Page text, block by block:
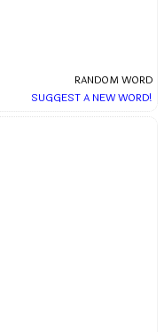
RANDOM WORD
SUGGEST A NEW WORD!